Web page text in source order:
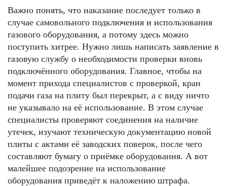
Важно понять, что наказание последует только в
случае самовольного подключения и использования
газового оборудования, а потому здесь можно
поступить хитрее. Нужно лишь написать заявление в
газовую службу о необходимости проверки вновь
подключённого оборудования. Главное, чтобы на
момент прихода специалистов с проверкой, кран
подачи газа на плиту был перекрыт, а с виду ничто
не указывало на её использование. В этом случае
специалисты проверяют соединения на наличие
утечек, изучают техническую документацию новой
плиты с актами её заводских поверок, после чего
составляют бумагу о приёмке оборудования. А вот
малейшее подозрение на использование
оборудования приведёт к наложению штрафа.